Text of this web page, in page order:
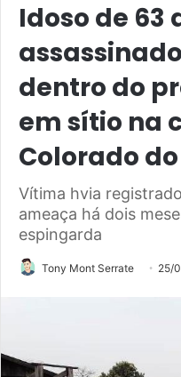
Idoso de 63
dentro do
em sítio na
Colorado
Vítima hvia
ameaça há dois
espingarda
Tony Mont Serrate 25/